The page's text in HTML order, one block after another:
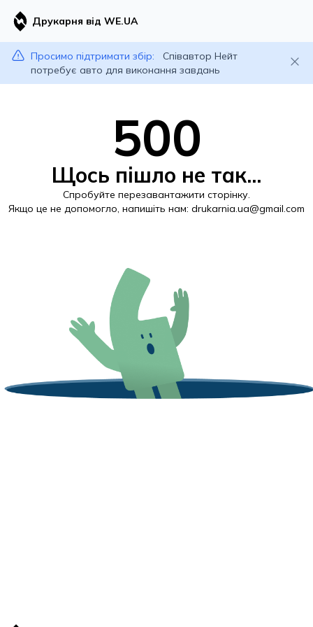
Друкарня від WE.UA
Просимо підтримати збір:
Співавтор Нейт
потребує авто для виконання завдань
500
Щось пішло не так...
Спробуйте перезавантажити сторінку.
Якщо це не допомогло, напишіть нам: drukarnia.ua@gmail.com